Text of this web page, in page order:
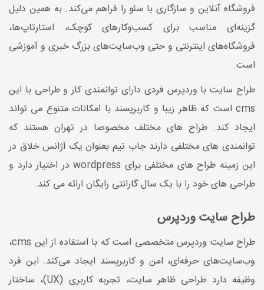
فروشگاه آنلاین و سازگاری با سئو را فراهم می‌کند. به همین دلیل
گزینه‌ای مناسب برای کسب‌وکارهای کوچک، استارتاپ‌ها،
فروشگاه‌های اینترنتی و حتی وب‌سایت‌های بزرگ خبری و آموزشی
است.
طراح سایت با وردپرس فردی دارای توانمندی کار و طراحی با این
cms است که ظاهر زیبا و کاربرپسند با امکانات متنوع می تواند
ایجاد کند. طراح های مختلف مخصوصا در تهران هستند که
توانمندی های مختلفی دارند جاب تیم بعنوان یک آژانس خلاق در
این زمینه طراح های مختلفی برای wordpress در اختیار دارد و
طراحی های خود را با یک سال گارانتی رایگان ارائه می کند.
طراح سایت وردپرس
طراح سایت وردپرس متخصصی است که با استفاده از این cms،
وب‌سایت‌های حرفه‌ای، امن و کاربرپسند ایجاد می‌کند. این فرد
وظیفه دارد طراحی ظاهر سایت، تجربه کاربری (UX)، ساختار